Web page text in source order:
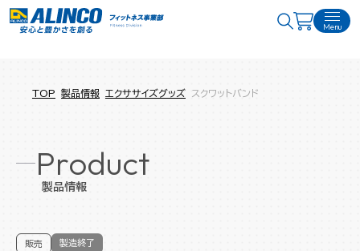
Menu
TOP 製品情報 エクササイズグッズ スクワットバンド
Product
製品情報
販売 製造終了